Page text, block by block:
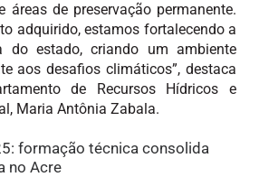
áreas de preservação permanente.
adquirido, estamos fortalecendo a
do estado, criando um ambiente
aos desafios climáticos”, destaca
de Recursos Hídricos e
Maria Antônia Zabala.
formação técnica consolida
no Acre